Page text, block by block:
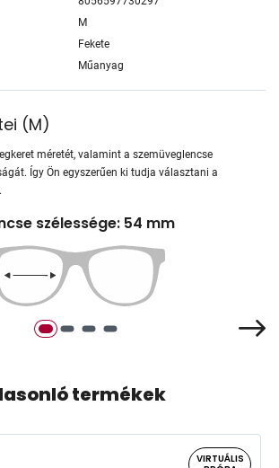
M
Fekete
Műanyag
(M)
méretét, valamint a szemüveglencse
Így Ön egyszerűen ki tudja választani a
szélessége: 54 mm
termékek
VIRTUÁLIS